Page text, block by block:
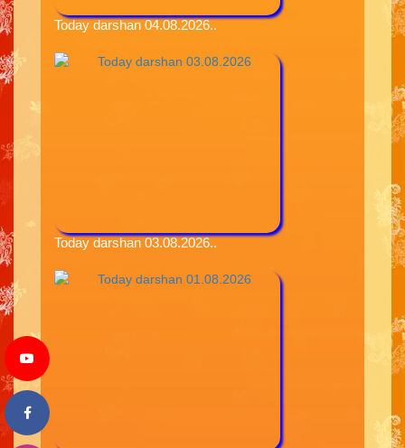
Today darshan 04.08.2026..
Today darshan 03.08.2026..